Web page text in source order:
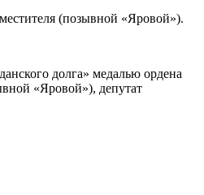
(позывной «Яровой»).
долга» медалью ордена
«Яровой»), депутат